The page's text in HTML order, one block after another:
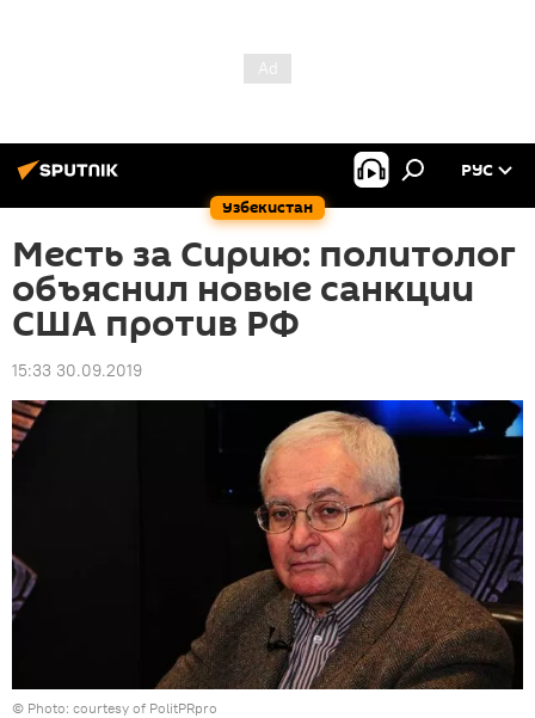
Узбекистан
РУС
Месть за Сирию: политолог
объяснил новые санкции
США против РФ
15:33 30.09.2019
© Photo: courtesy of PolitPRpro